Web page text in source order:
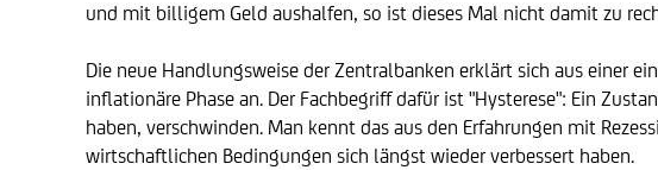
und mit billigem Geld aushalfen, so ist dieses Mal nicht damit zu
Die neue Handlungsweise der Zentralbanken erklärt sich aus einer
inflationäre Phase an. Der Fachbegriff dafür ist "Hysterese": Ein
haben, verschwinden. Man kennt das aus den Erfahrungen mit
wirtschaftlichen Bedingungen sich längst wieder verbessert haben.